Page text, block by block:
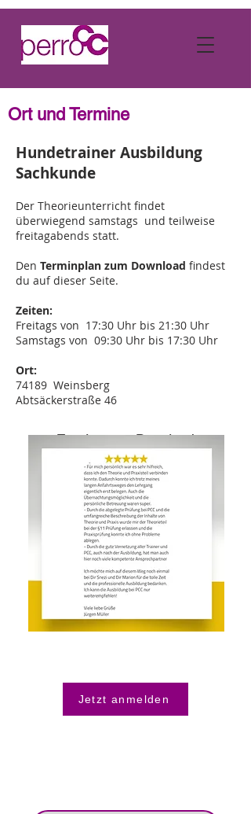
Ort und Termine
Hundetrainer Ausbildung
Sachkunde
Der Theorieunterricht findet
überwiegend samstags und teilweise
freitagabends statt.
Den Terminplan zum Download findest
du auf dieser Seite.
Zeiten:
Freitags von 17:30 Uhr bis 21:30 Uhr
Samstags von 09:30 Uhr bis 17:30 Uhr
Ort:
74189 Weinsberg
Abtsäckerstraße 46
Termine zum Download
Jetzt anmelden